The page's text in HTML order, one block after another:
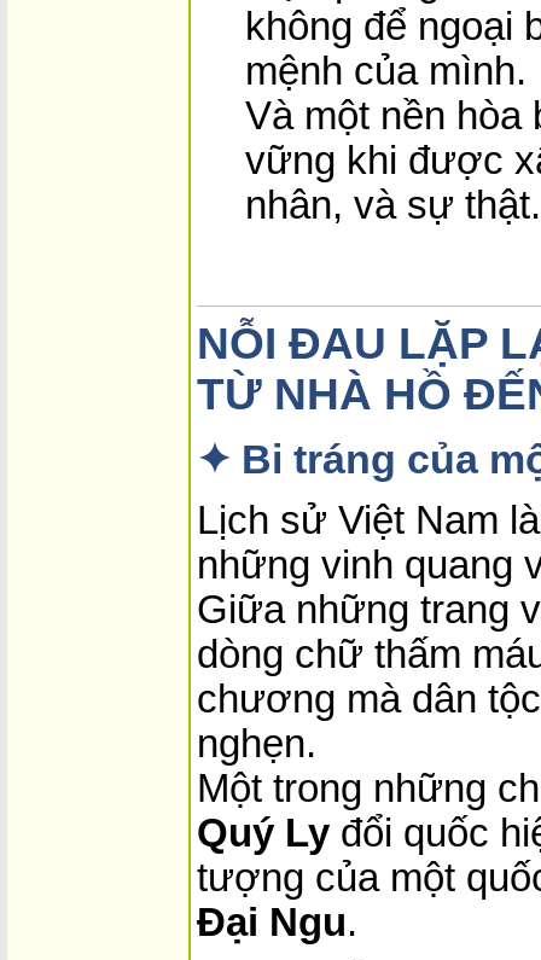
không để ngoại
mệnh của mình.
Và một nền hòa
vững khi được
nhân, và sự thật.
NỖI ĐAU LẶP
TỪ NHÀ HỒ
✦ Bi tráng của
Lịch sử Việt Nam
những vinh quang
Giữa những trang
dòng chữ thấm
chương mà dân
nghẹn.
Một trong những
Quý Ly đổi quốc
tượng của một
Đại Ngu.